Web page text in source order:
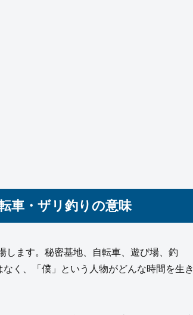
車・ザリ釣りの意味
します。秘密基地、自転車、遊び場、釣
く、「僕」という人物がどんな時間を生き